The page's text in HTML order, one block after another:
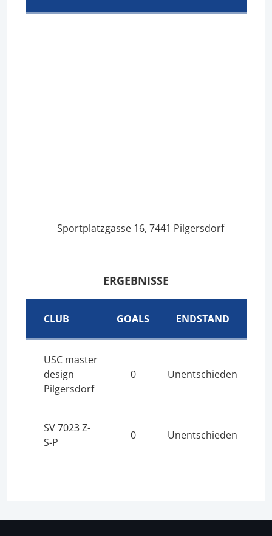
Sportplatzgasse 16, 7441 Pilgersdorf
ERGEBNISSE
CLUB GOALS ENDSTAND
USC master
design
Pilgersdorf
0 Unentschieden
SV 7023 Z-
S-P
0 Unentschieden